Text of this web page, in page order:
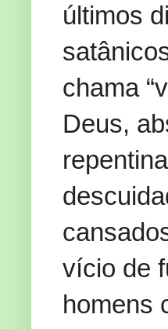
últimos
chama
Deus,
vício de
homens